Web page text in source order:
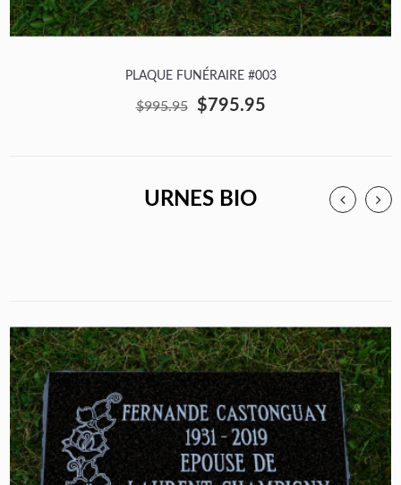
PLAQUE FUNÉRAIRE #003
$995.95 $795.95
URNES BIO